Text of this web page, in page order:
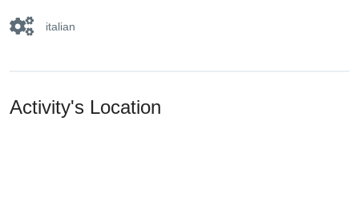
italian
Activity's Location